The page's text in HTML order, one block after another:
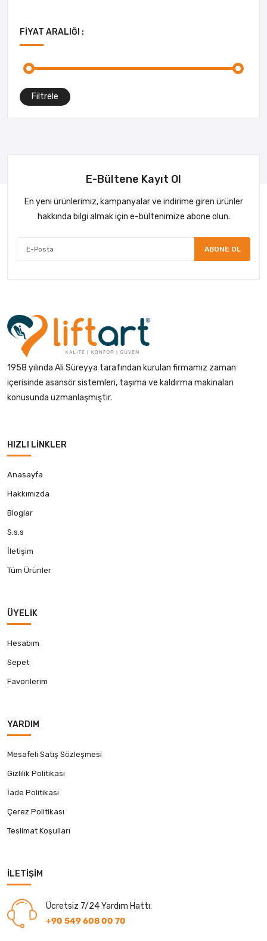
FIYAT ARALIĞI :
Filtrele
E-Bültene Kayıt Ol
En yeni ürünlerimiz, kampanyalar ve indirime giren ürünler
hakkında bilgi almak için e-bültenimize abone olun.
ABONE OL
1958 yılında Ali Süreyya tarafından kurulan firmamız zaman
içerisinde asansör sistemleri, taşıma ve kaldırma makinaları
konusunda uzmanlaşmıştır.
HIZLI LINKLER
Anasayfa
Hakkımızda
Bloglar
S.s.s
İletişim
Tüm Ürünler
ÜYELIK
Hesabım
Sepet
Favorilerim
YARDIM
Mesafeli Satış Sözleşmesi
Gizlilik Politikası
İade Politikası
Çerez Politikası
Teslimat Koşulları
İLETIŞIM
Ücretsiz 7/24 Yardım Hattı:
+90 549 608 00 70